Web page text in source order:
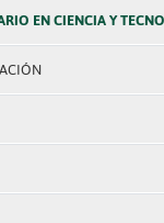
EN CIENCIA Y